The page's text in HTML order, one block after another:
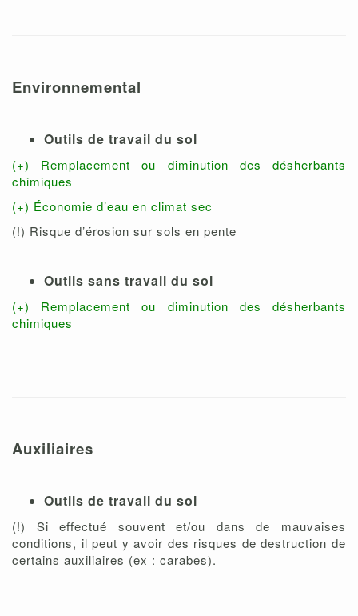
Environnemental
Outils de travail du sol
(+) Remplacement ou diminution des désherbants
chimiques
(+) Économie d’eau en climat sec
(!) Risque d’érosion sur sols en pente
Outils sans travail du sol
(+) Remplacement ou diminution des désherbants
chimiques
Auxiliaires
Outils de travail du sol
(!) Si effectué souvent et/ou dans de mauvaises
conditions, il peut y avoir des risques de destruction de
certains auxiliaires (ex : carabes).